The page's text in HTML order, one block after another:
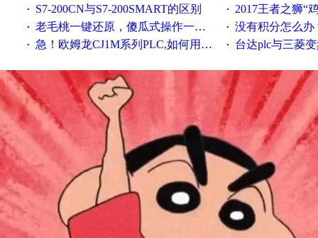
· S7-200CN与S7-200SMART的区别 · 2017王者之狮“鸡”情签到
· 老毛桃一键还原，傻瓜式操作一键轻松备份还原；程序为向导式安装，一键即可实现自动备份或还原系统。 · 没有积分怎么办
· 急！欧姆龙CJ1M系列PLC,如何用时间控制变频器。要求时间在组态王中可以自由输入！拜托各位大神了！ · 台达plc与三菱